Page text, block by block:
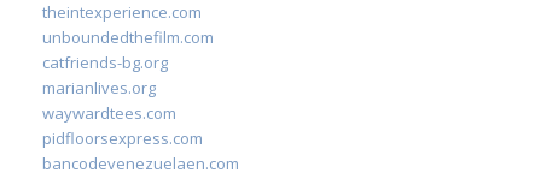
theintexperience.com
unboundedthefilm.com
catfriends-bg.org
marianlives.org
waywardtees.com
pidfloorsexpress.com
bancodevenezuelaen.com